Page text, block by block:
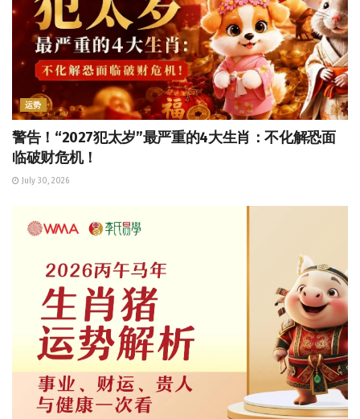
运势
警告！“2027犯太岁”最严重的4大生肖：不化解恐面
临破财危机！
July 30, 2026